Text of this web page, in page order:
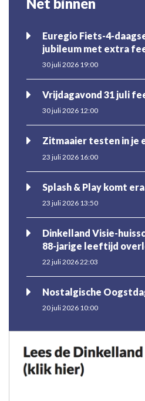
Euregio Fiets-4-
jubileum met extra
30 juli 2026 19:00
Vrijdagavond 31 juli
30 juli 2026 12:00
23 juli 2026 16:00
Splash & Play komt
23 juli 2026 13:50
Dinkelland Visie-
88-jarige leeftijd
22 juli 2026 22:03
Nostalgische
20 juli 2026 10:00